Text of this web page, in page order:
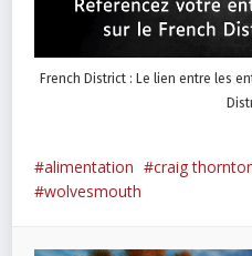
French District : Le lien entre les
alimentation craig
wolvesmouth